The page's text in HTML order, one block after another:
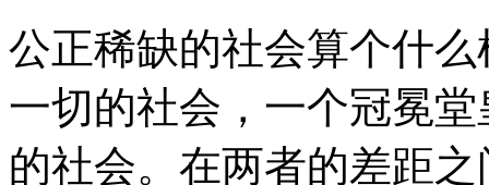
公正稀缺的社会算个什
一切的社会，一个冠冕
的社会。在两者的差距